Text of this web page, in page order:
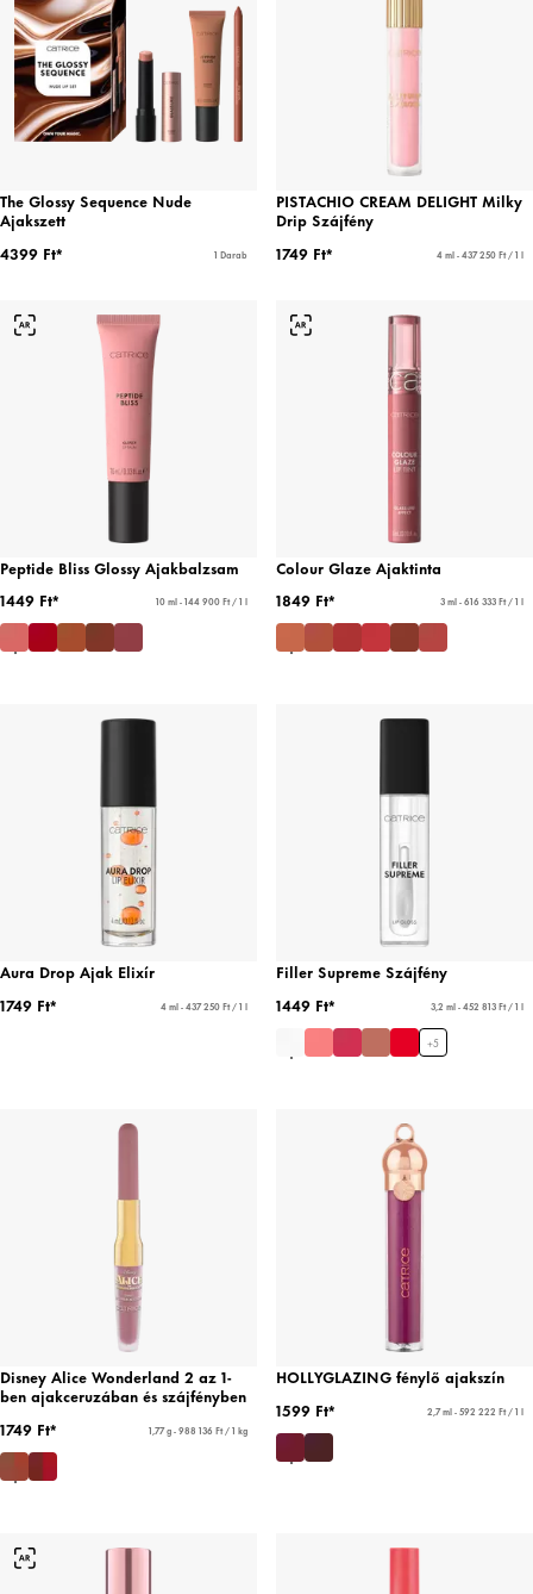
The Glossy Sequence Nude
Ajakszett
4399 Ft*
1 Darab
PISTACHIO CREAM DELIGHT Milky
Drip Szájfény
1749 Ft*
4 ml - 437 250 Ft / 1 l
Peptide Bliss Glossy Ajakbalzsam
1449 Ft*
10 ml - 144 900 Ft / 1 l
Colour Glaze Ajaktinta
1849 Ft*
3 ml - 616 333 Ft / 1 l
Aura Drop Ajak Elixír
1749 Ft*
4 ml - 437 250 Ft / 1 l
Filler Supreme Szájfény
1449 Ft*
3,2 ml - 452 813 Ft / 1 l
+5
Disney Alice Wonderland 2 az 1-
ben ajakceruzában és szájfényben
1749 Ft*
1,77 g - 988 136 Ft / 1 kg
HOLLYGLAZING fénylő ajakszín
1599 Ft*
2,7 ml - 592 222 Ft / 1 l